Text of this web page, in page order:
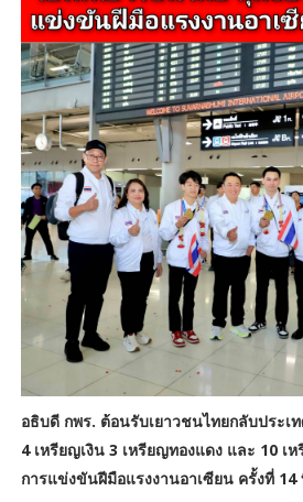
อธิบดี กพร. ต้อนรับเยาวชนไทยกลับประเ
4 เหรียญเงิน 3 เหรียญทองแดง และ 10 เ
การแข่งขันฝีมือแรงงานอาเซียน ครั้งที่